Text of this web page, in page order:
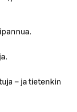
– ja tietenkin